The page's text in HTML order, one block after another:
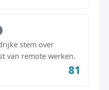
stem over
van remote werken.
81